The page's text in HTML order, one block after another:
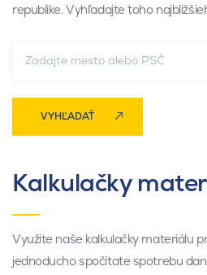
republike. Vyhľadajte toho
VYHĽADAŤ
Kalkulačky
Využite naše kalkulačky materiálu
jednoducho spočítate spotrebu